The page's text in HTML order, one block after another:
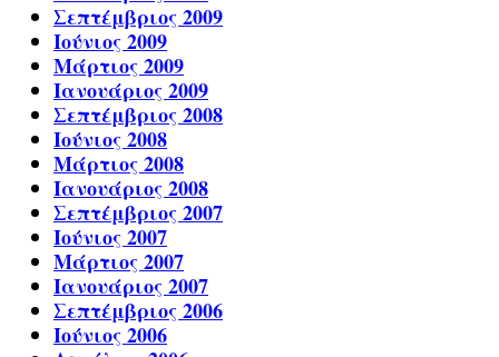
Σεπτέμβριος 2009
Ιούνιος 2009
Μάρτιος 2009
Ιανουάριος 2009
Σεπτέμβριος 2008
Ιούνιος 2008
Μάρτιος 2008
Ιανουάριος 2008
Σεπτέμβριος 2007
Ιούνιος 2007
Μάρτιος 2007
Ιανουάριος 2007
Σεπτέμβριος 2006
Ιούνιος 2006